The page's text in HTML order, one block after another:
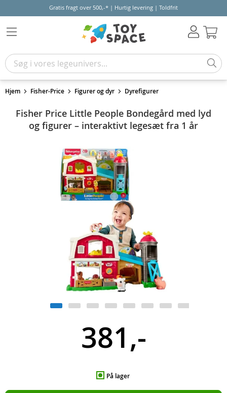
Gratis fragt over 500,-* | Hurtig levering | Toldfrit
Hjem Fisher-Price Figurer og dyr Dyrefigurer
Fisher Price Little People Bondegård med lyd
og figurer – interaktivt legesæt fra 1 år
381,-
På lager